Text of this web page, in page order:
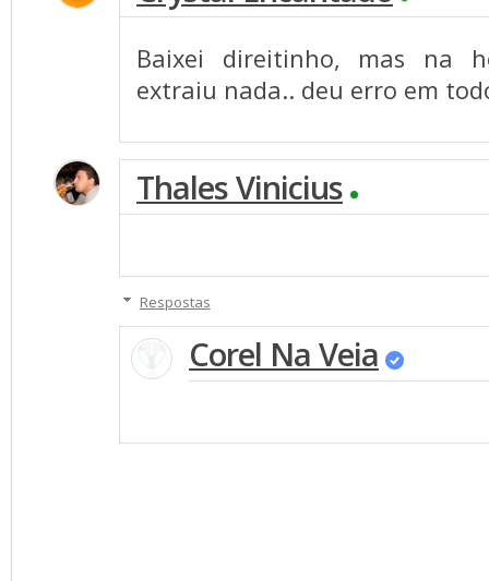
Baixei direitinho, mas na
extraiu nada.. deu erro em
Thales Vinicius
Respostas
Corel Na Veia